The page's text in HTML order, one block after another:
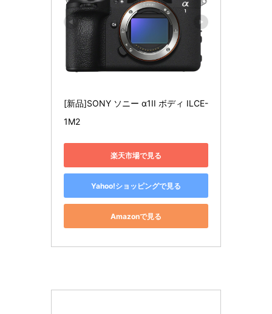
[新品]SONY ソニー α1II ボディ ILCE-
1M2
楽天市場で見る
Yahoo!ショッピングで見る
Amazonで見る